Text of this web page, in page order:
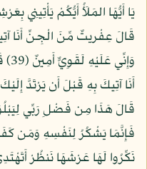
قَالَ عِفْريتٌ مِّنَ الْجِنِّ أَنَا
أَنَا آتِيكَ بِهِ قَبْلَ أَن يَرْتَدَّ
قَالَ هَذَا مِن فَضْلِ رَبِّي
نَكِّرُوا لَهَا عَرْشَهَا نَنظُرْ